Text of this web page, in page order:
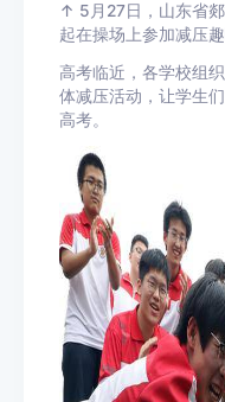
↑ 5月27日，山东省
起在操场上参加减压
高考临近，各学校组
体减压活动，让学生
高考。